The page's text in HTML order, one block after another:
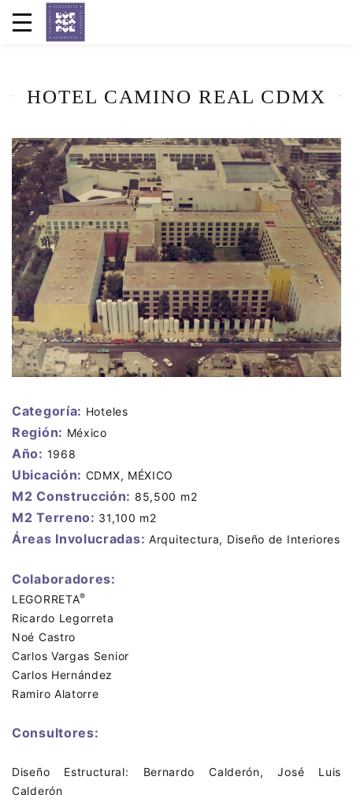
HOTEL CAMINO REAL CDMX
Categoría: Hoteles
Región: México
Año: 1968
Ubicación: CDMX, MÉXICO
M2 Construcción: 85,500 m2
M2 Terreno: 31,100 m2
Áreas Involucradas: Arquitectura, Diseño de Interiores
Colaboradores:
LEGORRETA®
Ricardo Legorreta
Noé Castro
Carlos Vargas Senior
Carlos Hernández
Ramiro Alatorre
Consultores:
Diseño Estructural: Bernardo Calderón, José Luis
Calderón